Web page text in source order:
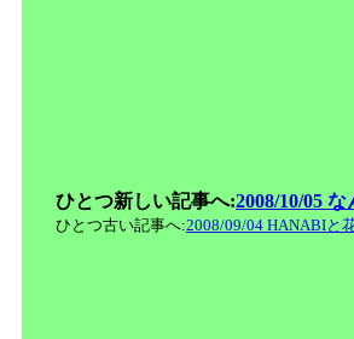
ひとつ新しい記事へ:2008/10/05
ひとつ古い記事へ:2008/09/04 HANABIと